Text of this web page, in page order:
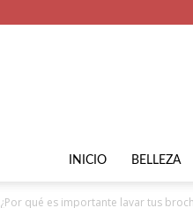
INICIO BELLEZA
¿Por qué es importante lavar tus